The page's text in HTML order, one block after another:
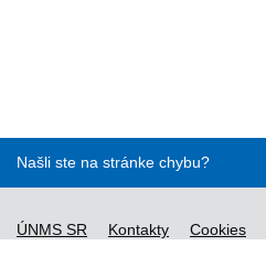
Našli ste na stránke chybu?
ÚNMS SR Kontakty Cookies